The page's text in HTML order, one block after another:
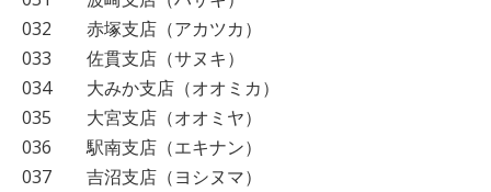
032 赤塚支店（アカツカ）
033 佐貫支店（サヌキ）
034 大みか支店（オオミカ）
035 大宮支店（オオミヤ）
036 駅南支店（エキナン）
037 吉沼支店（ヨシヌマ）